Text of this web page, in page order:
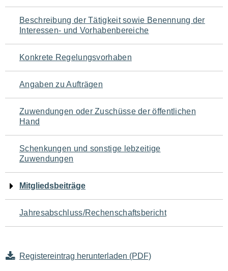
für
den
Seiteninhalt
Beschreibung der Tätigkeit sowie Benennung der
Interessen- und Vorhabenbereiche
Konkrete Regelungsvorhaben
Angaben zu Aufträgen
Zuwendungen oder Zuschüsse der öffentlichen
Hand
Schenkungen und sonstige lebzeitige
Zuwendungen
Mitgliedsbeiträge
Jahresabschluss/Rechenschaftsbericht
Registereintrag herunterladen (PDF)